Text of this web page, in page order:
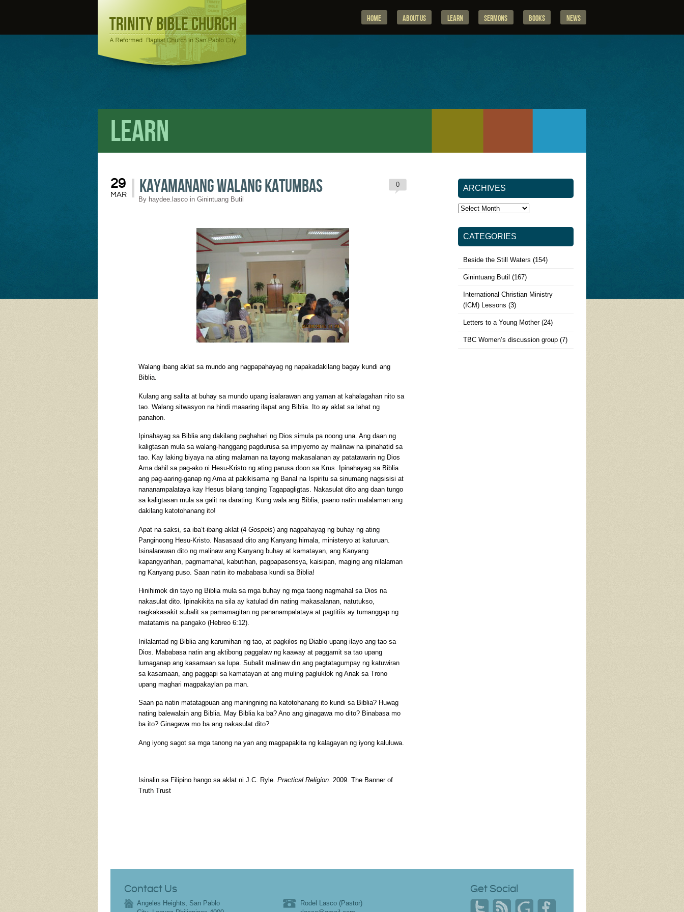
Home About Us Learn Sermons Books News
Learn
29
MAR Kayamanang Walang Katumbas
By haydee.lasco in Ginintuang Butil
0
Walang ibang aklat sa mundo ang nagpapahayag ng napakadakilang bagay kundi ang
Biblia.
Kulang ang salita at buhay sa mundo upang isalarawan ang yaman at kahalagahan nito sa
tao. Walang sitwasyon na hindi maaaring ilapat ang Biblia. Ito ay aklat sa lahat ng
panahon.
Ipinahayag sa Biblia ang dakilang paghahari ng Dios simula pa noong una. Ang daan ng
kaligtasan mula sa walang-hanggang pagdurusa sa impiyerno ay malinaw na ipinahatid sa
tao. Kay laking biyaya na ating malaman na tayong makasalanan ay patatawarin ng Dios
Ama dahil sa pag-ako ni Hesu-Kristo ng ating parusa doon sa Krus. Ipinahayag sa Biblia
ang pag-aaring-ganap ng Ama at pakikisama ng Banal na Ispiritu sa sinumang nagsisisi at
nananampalataya kay Hesus bilang tanging Tagapagligtas. Nakasulat dito ang daan tungo
sa kaligtasan mula sa galit na darating. Kung wala ang Biblia, paano natin malalaman ang
dakilang katotohanang ito!
Apat na saksi, sa iba’t-ibang aklat (4 Gospels) ang nagpahayag ng buhay ng ating
Panginoong Hesu-Kristo. Nasasaad dito ang Kanyang himala, ministeryo at katuruan.
Isinalarawan dito ng malinaw ang Kanyang buhay at kamatayan, ang Kanyang
kapangyarihan, pagmamahal, kabutihan, pagpapasensya, kaisipan, maging ang nilalaman
ng Kanyang puso. Saan natin ito mababasa kundi sa Biblia!
Hinihimok din tayo ng Biblia mula sa mga buhay ng mga taong nagmahal sa Dios na
nakasulat dito. Ipinakikita na sila ay katulad din nating makasalanan, natutukso,
nagkakasakit subalit sa pamamagitan ng pananampalataya at pagtitiis ay tumanggap ng
matatamis na pangako (Hebreo 6:12).
Inilalantad ng Biblia ang karumihan ng tao, at pagkilos ng Diablo upang ilayo ang tao sa
Dios. Mababasa natin ang aktibong paggalaw ng kaaway at paggamit sa tao upang
lumaganap ang kasamaan sa lupa. Subalit malinaw din ang pagtatagumpay ng katuwiran
sa kasamaan, ang paggapi sa kamatayan at ang muling pagluklok ng Anak sa Trono
upang maghari magpakaylan pa man.
Saan pa natin matatagpuan ang maningning na katotohanang ito kundi sa Biblia? Huwag
nating balewalain ang Biblia. May Biblia ka ba? Ano ang ginagawa mo dito? Binabasa mo
ba ito? Ginagawa mo ba ang nakasulat dito?
Ang iyong sagot sa mga tanong na yan ang magpapakita ng kalagayan ng iyong kaluluwa.
Isinalin sa Filipino hango sa aklat ni J.C. Ryle. Practical Religion . 2009. The Banner of
Truth Trust
ARCHIVES
Archives
CATEGORIES
Beside the Still Waters (154)
Ginintuang Butil (167)
International Christian Ministry
(ICM) Lessons (3)
Letters to a Young Mother(24)
TBC Women’s discussion group(7)
Contact Us
Angeles Heights, San Pablo
Rodel Lasco (Pastor)
Get Social